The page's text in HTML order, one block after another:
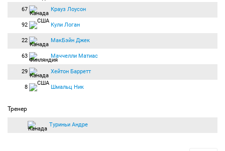
67 Крауз Лоусон
92 Кули Логан
22 МакБэйн Джек
63 Маччелли Матиас
29 Хейтон Барретт
8 Шмальц Ник
Тренер
Туриньи Андре